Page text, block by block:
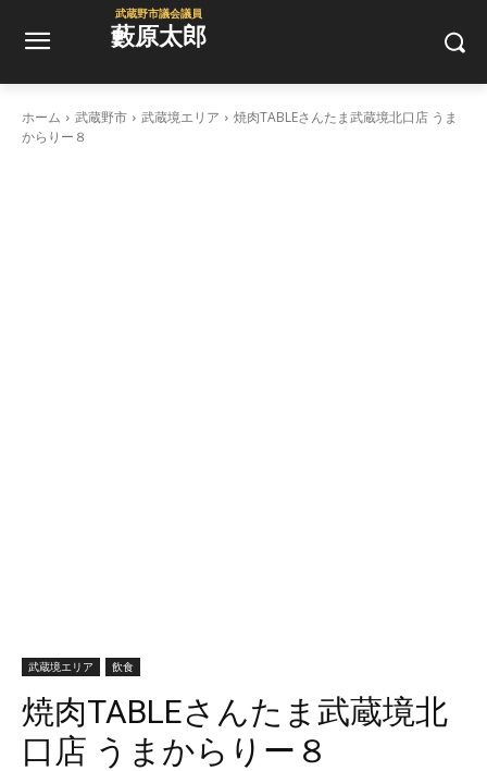
武蔵野市議会議員
藪原太郎
ホーム 武蔵野市 武蔵境エリア
焼肉TABLEさんたま武蔵境北口店 うま
からりー８
武蔵境エリア 飲食
焼肉TABLEさんたま武蔵境北
口店 うまからりー８